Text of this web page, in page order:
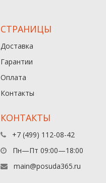
СТРАНИЦЫ
Доставка
Гарантии
Оплата
Контакты
КОНТАКТЫ
+7 (499) 112-08-42
Пн—Пт 09:00—18:00
main@posuda365.ru